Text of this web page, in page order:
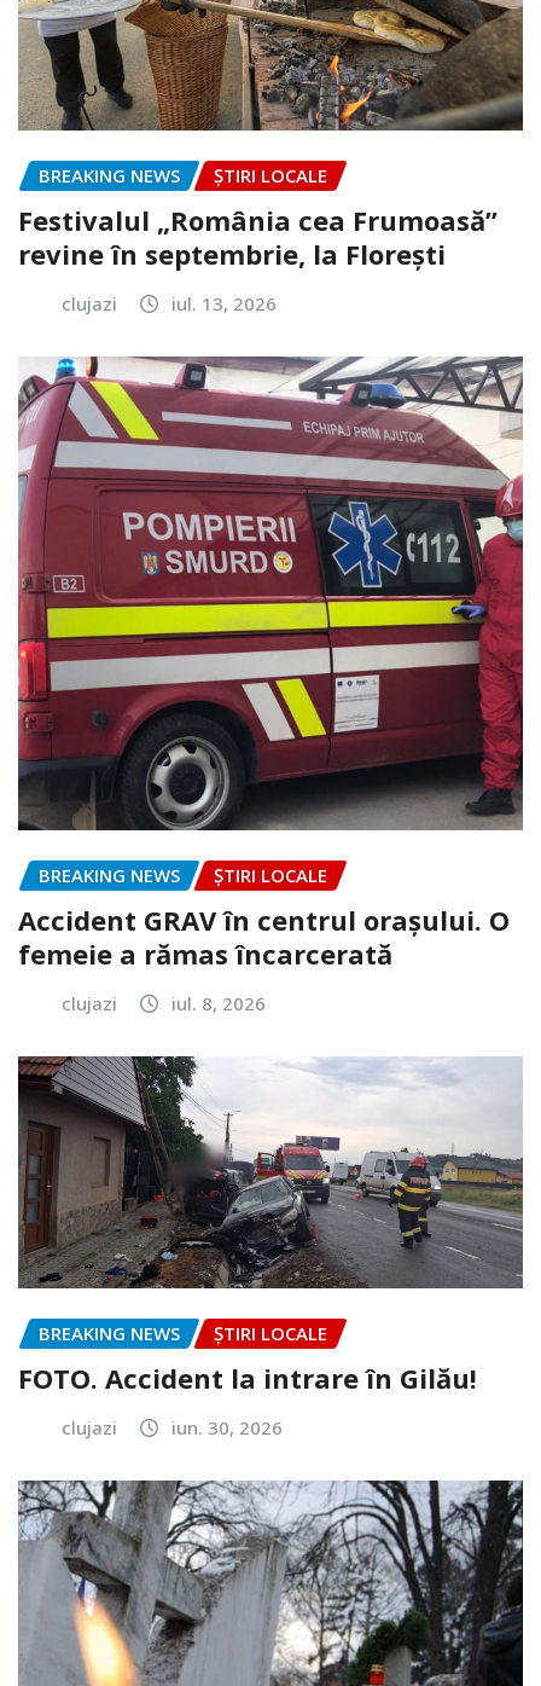
BREAKING NEWS ȘTIRI LOCALE
Festivalul „România cea Frumoasă”
revine în septembrie, la Florești
clujazi iul. 13, 2026
BREAKING NEWS ȘTIRI LOCALE
Accident GRAV în centrul orașului. O
femeie a rămas încarcerată
clujazi iul. 8, 2026
BREAKING NEWS ȘTIRI LOCALE
FOTO. Accident la intrare în Gilău!
clujazi iun. 30, 2026